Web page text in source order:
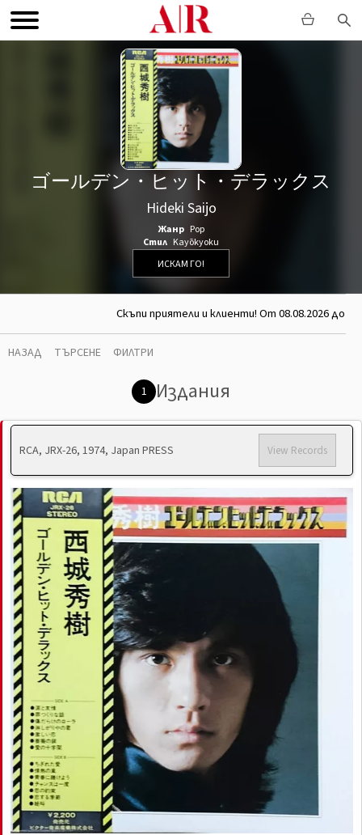
ゴールデン・ヒット・デラックス
Hideki Saijo
Жанр Pop
Стил Kayōkyoku
ИСКАМ ГО!
Скъпи приятели и клиенти! От 08.08.2026 до
НАЗАД ТЪРСЕНЕ ФИЛТРИ
1 Издания
RCA, JRX-26, 1974, Japan PRESS View Records